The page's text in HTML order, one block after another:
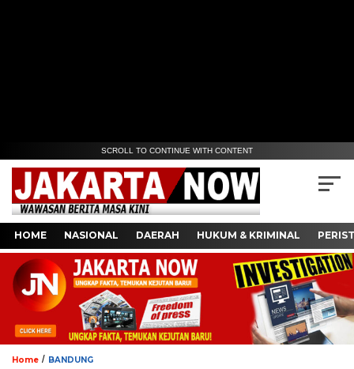
SCROLL TO CONTINUE WITH CONTENT
HOME NASIONAL DAERAH HUKUM & KRIMINAL
Home / BANDUNG